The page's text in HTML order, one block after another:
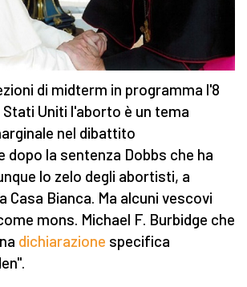
di midterm in programma l'8
Uniti l'aborto è un tema
nel dibattito
dopo la sentenza Dobbs che ha
lo zelo degli abortisti, a
Casa Bianca. Ma alcuni vescovi
mons. Michael F. Burbidge che
dichiarazione specifica